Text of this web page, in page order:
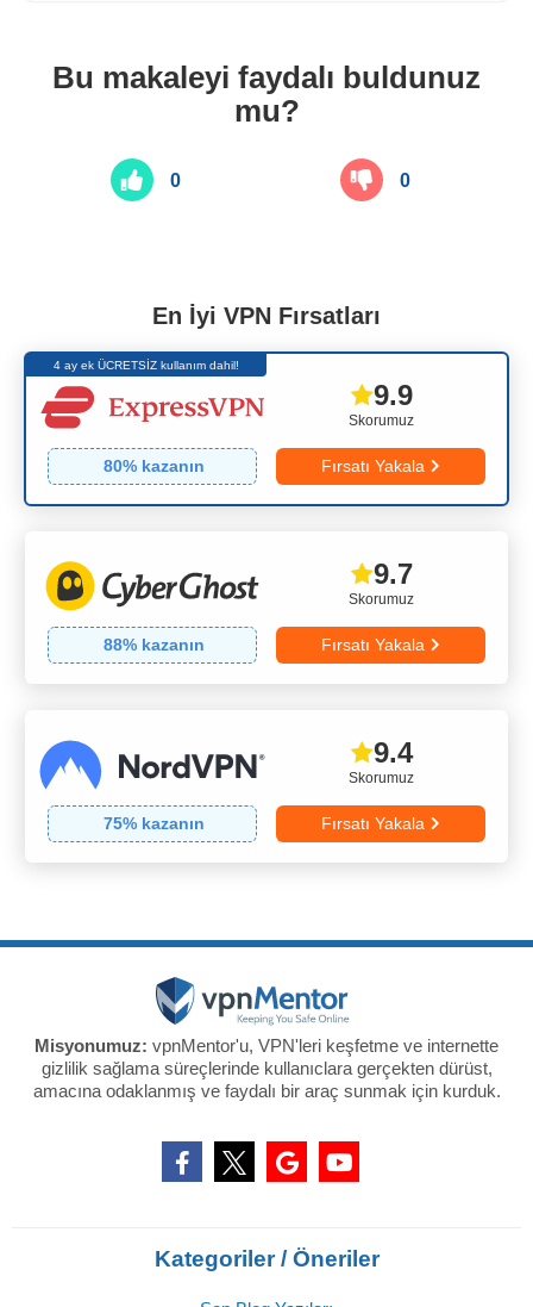
Bu makaleyi faydalı buldunuz
mu?
0 0
En İyi VPN Fırsatları
4 ay ek ÜCRETSİZ kullanım dahil!
Skorumuz
9.9
80% kazanın Fırsatı Yakala
Skorumuz
9.7
88% kazanın Fırsatı Yakala
Skorumuz
9.4
75% kazanın Fırsatı Yakala
Misyonumuz: vpnMentor'u, VPN'leri keşfetme ve internette
gizlilik sağlama süreçlerinde kullanıclara gerçekten dürüst,
amacına odaklanmış ve faydalı bir araç sunmak için kurduk.
Kategoriler / Öneriler